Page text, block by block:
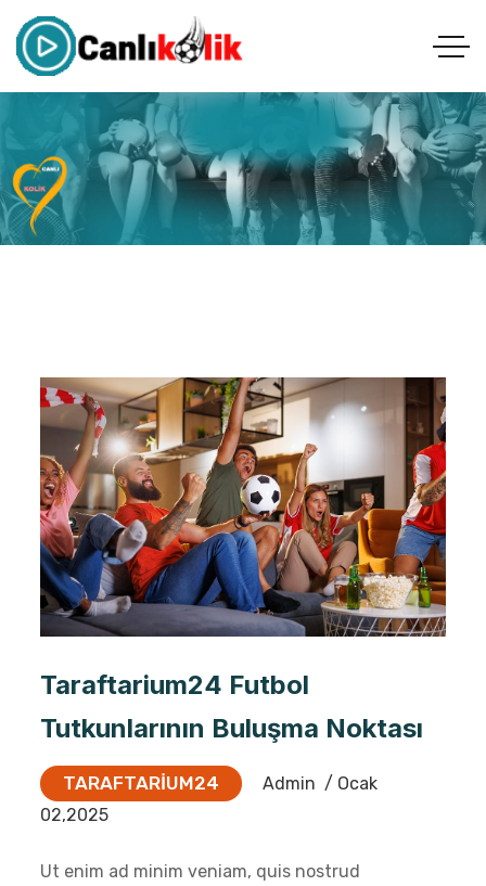
Taraftarium24 Futbol
Tutkunlarının Buluşma Noktası
TARAFTARIUM24 Admin / Ocak
02,2025
Ut enim ad minim veniam, quis nostrud